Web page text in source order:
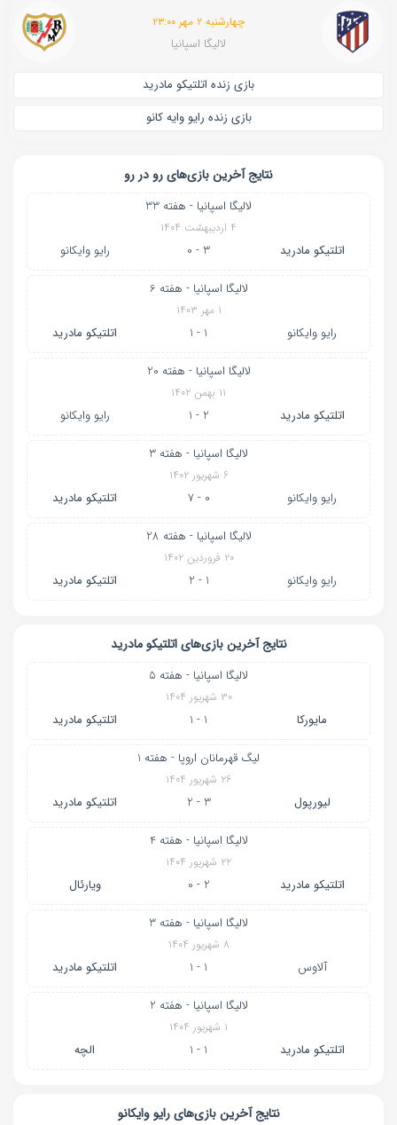
چهارشنبه ۲ مهر ۲۳:۰۰
لالیگا اسپانیا
بازی زنده اتلتیکو مادرید
بازی زنده رایو وایه کانو
نتایج آخرین بازی‌های رو در رو
لالیگا اسپانیا - هفته 33
۴ اردیبهشت ۱۴۰۴
اتلتیکو مادرید 3 - 0 رایو وایکانو
لالیگا اسپانیا - هفته 6
۱ مهر ۱۴۰۳
رایو وایکانو 1 - 1 اتلتیکو مادرید
لالیگا اسپانیا - هفته 20
۱۱ بهمن ۱۴۰۲
اتلتیکو مادرید 2 - 1 رایو وایکانو
لالیگا اسپانیا - هفته 3
۶ شهریور ۱۴۰۲
رایو وایکانو 0 - 7 اتلتیکو مادرید
لالیگا اسپانیا - هفته 28
۲۰ فروردین ۱۴۰۲
رایو وایکانو 1 - 2 اتلتیکو مادرید
نتایج آخرین بازی‌های اتلتیکو مادرید
لالیگا اسپانیا - هفته 5
۳۰ شهریور ۱۴۰۴
مایورکا 1 - 1 اتلتیکو مادرید
لیگ قهرمانان اروپا - هفته 1
۲۶ شهریور ۱۴۰۴
لیورپول 3 - 2 اتلتیکو مادرید
لالیگا اسپانیا - هفته 4
۲۲ شهریور ۱۴۰۴
اتلتیکو مادرید 2 - 0 ویارئال
لالیگا اسپانیا - هفته 3
۸ شهریور ۱۴۰۴
آلاوس 1 - 1 اتلتیکو مادرید
لالیگا اسپانیا - هفته 2
۱ شهریور ۱۴۰۴
اتلتیکو مادرید 1 - 1 الچه
نتایج آخرین بازی‌های رایو وایکانو